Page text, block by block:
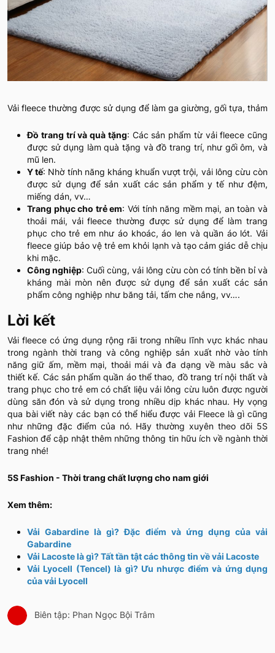
Vải fleece thường được sử dụng để làm ga giường, gối tựa, thảm
Đồ trang trí và quà tặng: Các sản phẩm từ vải fleece cũng
được sử dụng làm quà tặng và đồ trang trí, như gối ôm, và
mũ len.
Y tế: Nhờ tính năng kháng khuẩn vượt trội, vải lông cừu còn
được sử dụng để sản xuất các sản phẩm y tế như đệm,
miếng dán, vv…
Trang phục cho trẻ em: Với tính năng mềm mại, an toàn và
thoải mái, vải fleece thường được sử dụng để làm trang
phục cho trẻ em như áo khoác, áo len và quần áo lót. Vải
fleece giúp bảo vệ trẻ em khỏi lạnh và tạo cảm giác dễ chịu
khi mặc.
Công nghiệp: Cuối cùng, vải lông cừu còn có tính bền bỉ và
kháng mài mòn nên được sử dụng để sản xuất các sản
phẩm công nghiệp như băng tải, tấm che nắng, vv….
Lời kết
Vải fleece có ứng dụng rộng rãi trong nhiều lĩnh vực khác nhau
trong ngành thời trang và công nghiệp sản xuất nhờ vào tính
năng giữ ấm, mềm mại, thoải mái và đa dạng về màu sắc và
thiết kế. Các sản phẩm quần áo thể thao, đồ trang trí nội thất và
trang phục cho trẻ em có chất liệu vải lông cừu luôn được người
dùng săn đón và sử dụng trong nhiều dịp khác nhau. Hy vọng
qua bài viết này các bạn có thể hiểu được vải Fleece là gì cũng
như những đặc điểm của nó. Hãy thường xuyên theo dõi 5S
Fashion để cập nhật thêm những thông tin hữu ích về ngành thời
trang nhé!
5S Fashion - Thời trang chất lượng cho nam giới
Xem thêm:
Vải Gabardine là gì? Đặc điểm và ứng dụng của vải
Gabardine
Vải Lacoste là gì? Tất tần tật các thông tin về vải Lacoste
Vải Lyocell (Tencel) là gì? Ưu nhược điểm và ứng dụng
của vải Lyocell
Biên tập: Phan Ngọc Bội Trâm